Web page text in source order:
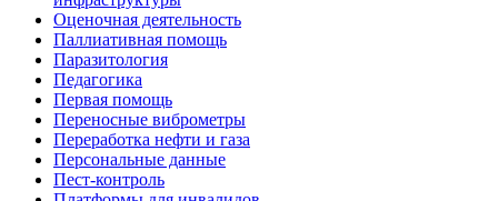
Оценочная деятельность
Паллиативная помощь
Паразитология
Педагогика
Первая помощь
Переносные виброметры
Переработка нефти и газа
Персональные данные
Пест-контроль